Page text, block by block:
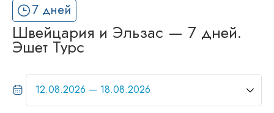
7 дней
Швейцария и Эльзас — 7 дней.
Эшет Турс